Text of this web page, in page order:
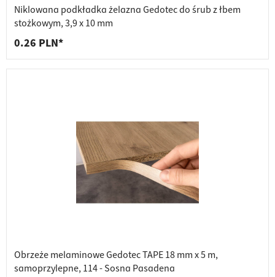
Niklowana podkładka żelazna Gedotec do śrub z łbem
stożkowym, 3,9 x 10 mm
0.26 PLN*
Obrzeże melaminowe Gedotec TAPE 18 mm x 5 m,
samoprzylepne, 114 - Sosna Pasadena